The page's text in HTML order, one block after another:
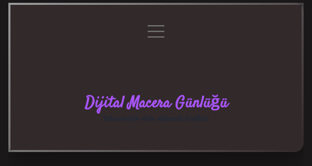
menüyü
aç
Dijital Macera Günlüğü